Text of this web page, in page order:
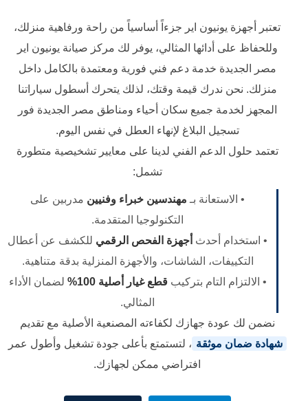
تعتبر أجهزة يونيون اير جزءاً أساسياً من راحة ورفاهية منزلك،
وللحفاظ على أدائها المثالي، يوفر لك مركز صيانة يونيون اير
مصر الجديدة خدمة دعم فني فورية ومعتمدة بالكامل داخل
منزلك. نحن ندرك قيمة وقتك، لذلك يتحرك أسطول سياراتنا
المجهز لخدمة جميع سكان أحياء ومناطق مصر الجديدة فور
تسجيل البلاغ لإنهاء العطل في نفس اليوم.
تعتمد حلول الدعم الفني لدينا على معايير تشخيصية متطورة
تشمل:
• الاستعانة بـ مهندسين خبراء وفنيين مدربين على
التكنولوجيا المتقدمة.
• استخدام أحدث أجهزة الفحص الرقمي للكشف عن أعطال
التكييفات، الشاشات، والأجهزة المنزلية بدقة متناهية.
• الالتزام التام بتركيبقطع غيار أصلية 100%
لضمان الأداء
المثالي.
نضمن لك عودة جهازك لكفاءته المصنعية الأصلية مع تقديم
شهادة ضمان موثقة ، لتستمتع بأعلى جودة تشغيل وأطول عمر
افتراضي ممكن لجهازك.